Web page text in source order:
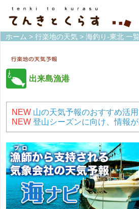
ホーム > 行楽地の天気 > 海釣り-東北 一覧
出来島漁港
NEW 山の天気予報のおすすめ活用
NEW 登山シーズンに向け、情報が